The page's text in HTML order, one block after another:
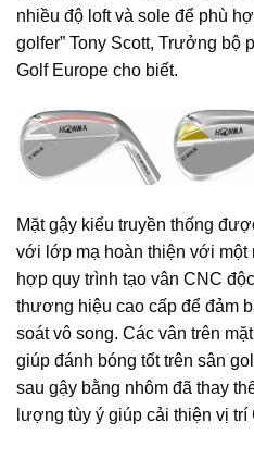
nhiều độ loft và sole để phù
golfer” Tony Scott, Trưởng bộ
Golf Europe cho biết.
Mặt gậy kiểu truyền thống
với lớp mạ hoàn thiện với
hợp quy trình tạo vân CNC
thương hiệu cao cấp để đảm
soát vô song. Các vân trên
giúp đánh bóng tốt trên sân
sau gậy bằng nhôm đã thay
lượng tùy ý giúp cải thiện vị trí